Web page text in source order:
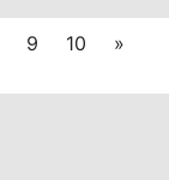
9 10 »